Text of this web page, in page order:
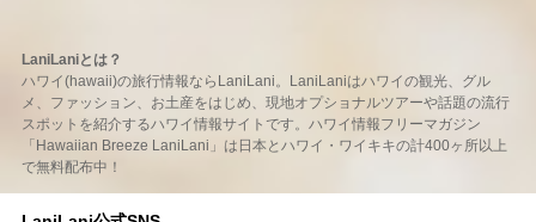
LaniLaniとは？
ハワイ(hawaii)の旅行情報ならLaniLani。LaniLaniはハワイの観光、グル
メ、ファッション、お土産をはじめ、現地オプショナルツアーや話題の流行
スポットを紹介するハワイ情報サイトです。ハワイ情報フリーマガジン
「Hawaiian Breeze LaniLani」は日本とハワイ・ワイキキの計400ヶ所以上
で無料配布中！